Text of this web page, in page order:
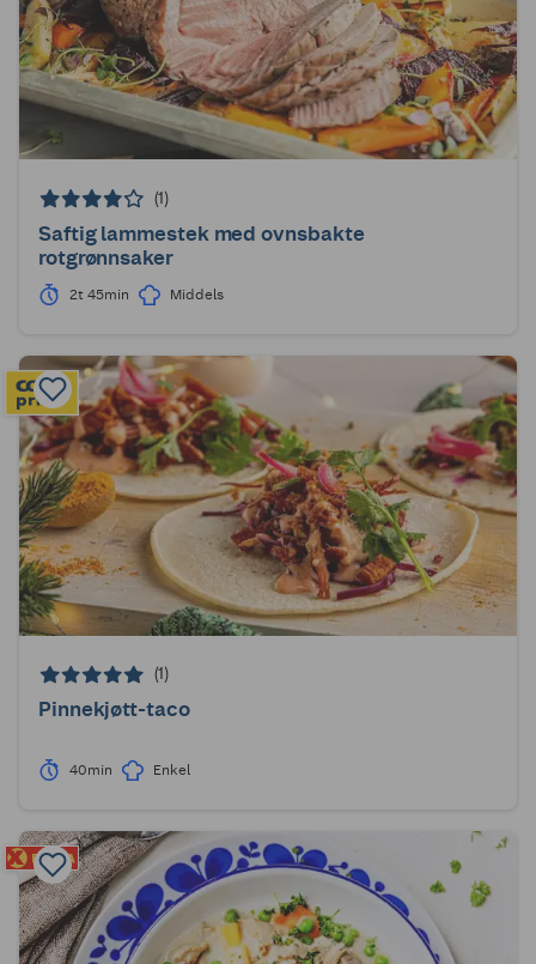
(1)
Saftig lammestek med ovnsbakte
rotgrønnsaker
2t 45min Middels
(1)
Pinnekjøtt-taco
40min Enkel